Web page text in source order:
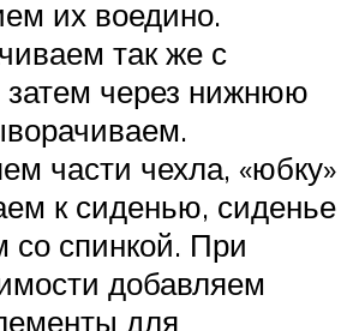
их воедино.
так же с
затем через нижнюю
части чехла, «юбку»
к сиденью, сиденье
со спинкой. При
добавляем
для